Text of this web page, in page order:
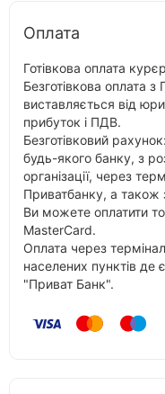
Оплата
Готівкова оплата
Безготівкова оплата
виставляється від
прибуток і ПДВ.
Безготівковий
будь-якого банку, з
організації, через
Приватбанку, а також
Ви можете оплатити
MasterCard.
Оплата через
населених пунктів де
"Приват Банк".